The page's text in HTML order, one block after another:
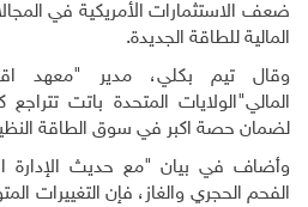
ضعف الاستثمارات الأمريكية في
المالية للطاقة الجديدة.
وقال تيم بكلي، مدير "معهد
المالي"الولايات المتحدة باتت
لضمان حصة اكبر في سوق الطاقة
وأضاف في بيان "مع حديث الإدارة
الفحم الحجري والغاز، فإن التغييرات